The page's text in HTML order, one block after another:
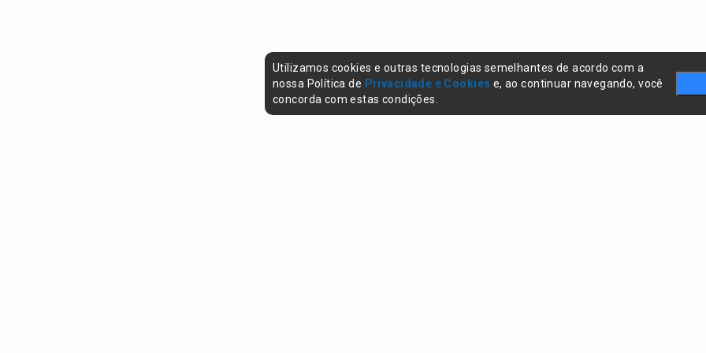
Utilizamos cookies e outras tecnologias semelhantes de acordo com a
nossa Política de Privacidade e Cookies e, ao continuar navegando, você
concorda com estas condições.